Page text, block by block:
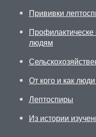
Прививки
Профилактическе
людям
От кого и как
Лептоспиры
Из истории